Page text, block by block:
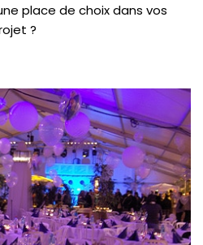
place de choix dans vos
?